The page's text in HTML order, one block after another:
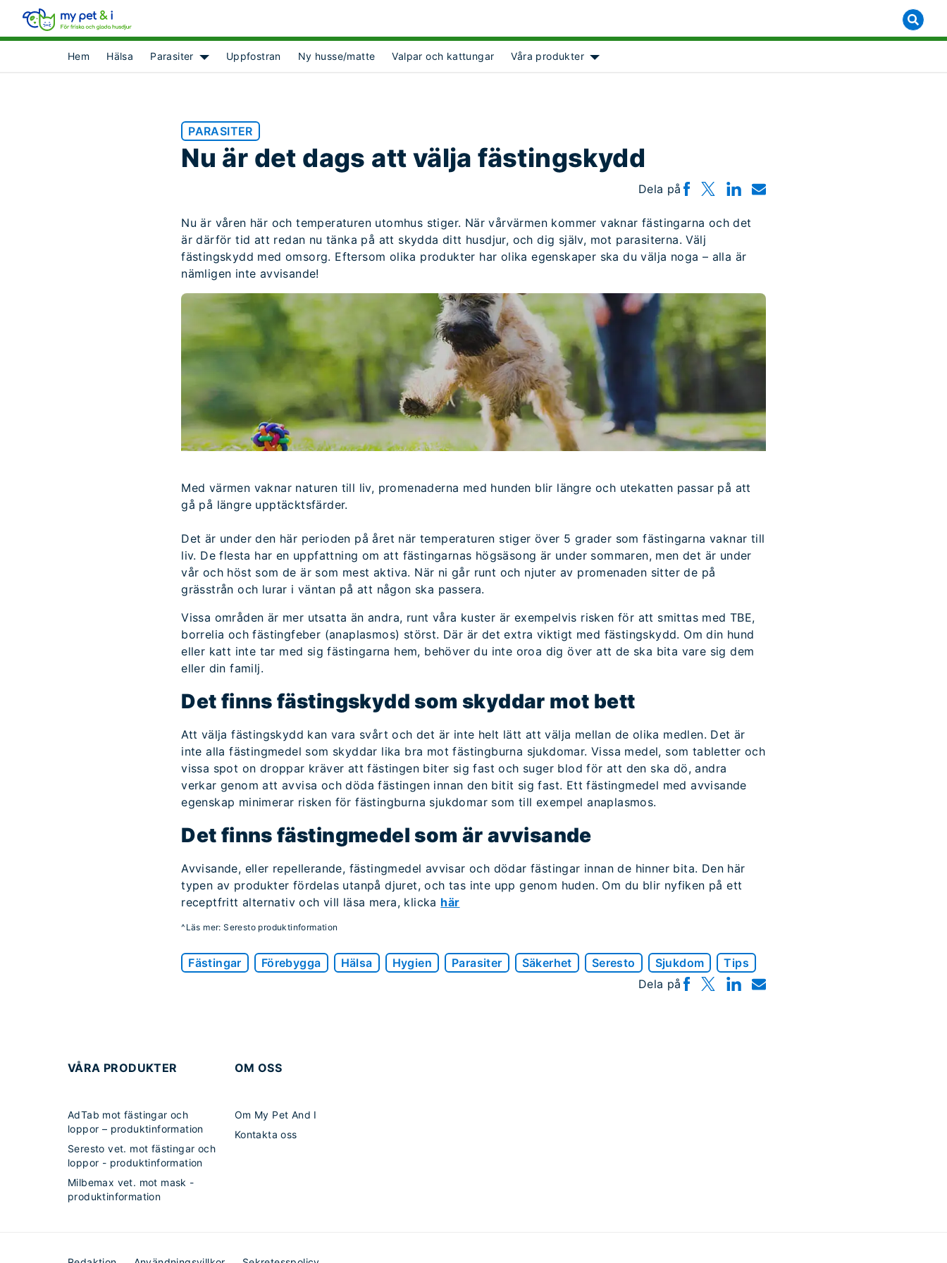
Hem Hälsa
Parasiter
Show submenu for [object Object]
Uppfostran Ny husse/matte Valpar och kattungar
Våra produkter
PARASITER
Nu är det dags att välja fästingskydd
Dela på
Nu är våren här och temperaturen utomhus stiger. När vårvärmen kommer vaknar fästingarna och det
är därför tid att redan nu tänka på att skydda ditt husdjur, och dig själv, mot parasiterna. Välj
fästingskydd med omsorg. Eftersom olika produkter har olika egenskaper ska du välja noga – alla är
nämligen inte avvisande!
Med värmen vaknar naturen till liv, promenaderna med hunden blir längre och utekatten passar på att
gå på längre upptäcktsfärder.
Det är under den här perioden på året när temperaturen stiger över 5 grader som fästingarna vaknar till
liv. De flesta har en uppfattning om att fästingarnas högsäsong är under sommaren, men det är under
vår och höst som de är som mest aktiva. När ni går runt och njuter av promenaden sitter de på
grässtrån och lurar i väntan på att någon ska passera.
Vissa områden är mer utsatta än andra, runt våra kuster är exempelvis risken för att smittas med TBE,
borrelia och fästingfeber (anaplasmos) störst. Där är det extra viktigt med fästingskydd. Om din hund
eller katt inte tar med sig fästingarna hem, behöver du inte oroa dig över att de ska bita vare sig dem
eller din familj.
Det finns fästingskydd som skyddar mot bett
Att välja fästingskydd kan vara svårt och det är inte helt lätt att välja mellan de olika medlen. Det är
inte alla fästingmedel som skyddar lika bra mot fästingburna sjukdomar. Vissa medel, som tabletter och
vissa spot on droppar kräver att fästingen biter sig fast och suger blod för att den ska dö, andra
verkar genom att avvisa och döda fästingen innan den bitit sig fast. Ett fästingmedel med avvisande
egenskap minimerar risken för fästingburna sjukdomar som till exempel anaplasmos.
Det finns fästingmedel som är avvisande
Avvisande, eller repellerande, fästingmedel avvisar och dödar fästingar innan de hinner bita. Den här
typen av produkter fördelas utanpå djuret, och tas inte upp genom huden. Om du blir nyfiken på ett
receptfritt alternativ och vill läsa mera, klicka här
^Läs mer: Seresto produktinformation
Fästingar Förebygga Hälsa Hygien Parasiter Säkerhet Seresto Sjukdom
Tips
Dela på
VÅRA PRODUKTER
AdTab mot fästingar och
loppor – produktinformation
Seresto vet. mot fästingar och
loppor - produktinformation
Milbemax vet. mot mask -
produktinformation
OM OSS
Om My Pet And I
Kontakta oss